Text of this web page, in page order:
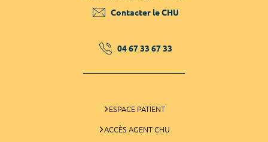
Contacter le CHU
04 67 33 67 33
ESPACE PATIENT
ACCÈS AGENT CHU